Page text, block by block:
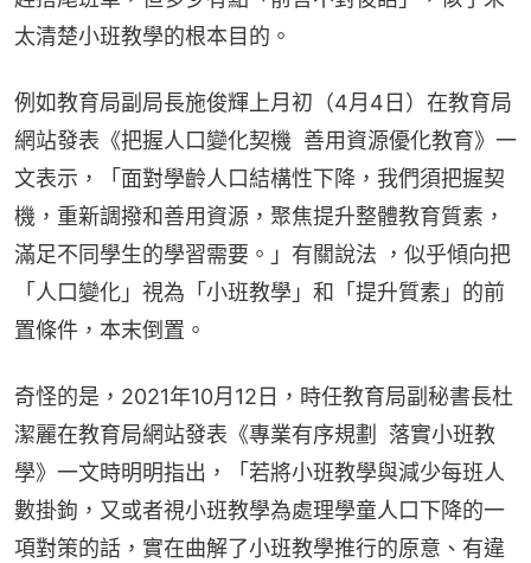
太清楚小班教學的根本目的。
例如教育局副局長施俊輝上月初（4月4日）在教育局
網站發表《把握人口變化契機  善用資源優化教育》一
文表示，「面對學齡人口結構性下降，我們須把握契
機，重新調撥和善用資源，聚焦提升整體教育質素，
滿足不同學生的學習需要。」有關說法 ，似乎傾向把
「人口變化」視為「小班教學」和「提升質素」的前
置條件，本末倒置。
奇怪的是，2021年10月12日，時任教育局副秘書長杜
潔麗在教育局網站發表《專業有序規劃  落實小班教
學》一文時明明指出，「若將小班教學與減少每班人
數掛鉤，又或者視小班教學為處理學童人口下降的一
項對策的話，實在曲解了小班教學推行的原意、有違